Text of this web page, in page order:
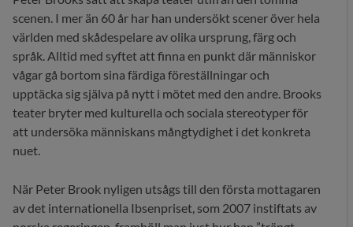
scenen. I mer än 60 år har han undersökt scener över hela
världen med skådespelare av olika ursprung, färg och
språk. Alltid med syftet att finna en punkt där människor
vågar gå bortom sina färdiga föreställningar och
upptäcka sig själva på nytt i mötet med den andre. Brooks
teater bryter med kulturella och sociala stereotyper för
att undersöka människans mångtydighet i det konkreta
nuet.
När Peter Brook nyligen utsågs till den första mottagaren
av det internationella Ibsenpriset, som 2007 instiftats av